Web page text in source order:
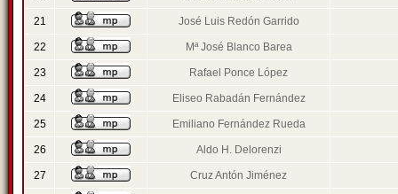
21 José Luis Redón Garrido
22 Mª José Blanco Barea
23 Rafael Ponce López
24 Eliseo Rabadán Fernández
25 Emiliano Fernández Rueda
26 Aldo H. Delorenzi
27 Cruz Antón Jiménez